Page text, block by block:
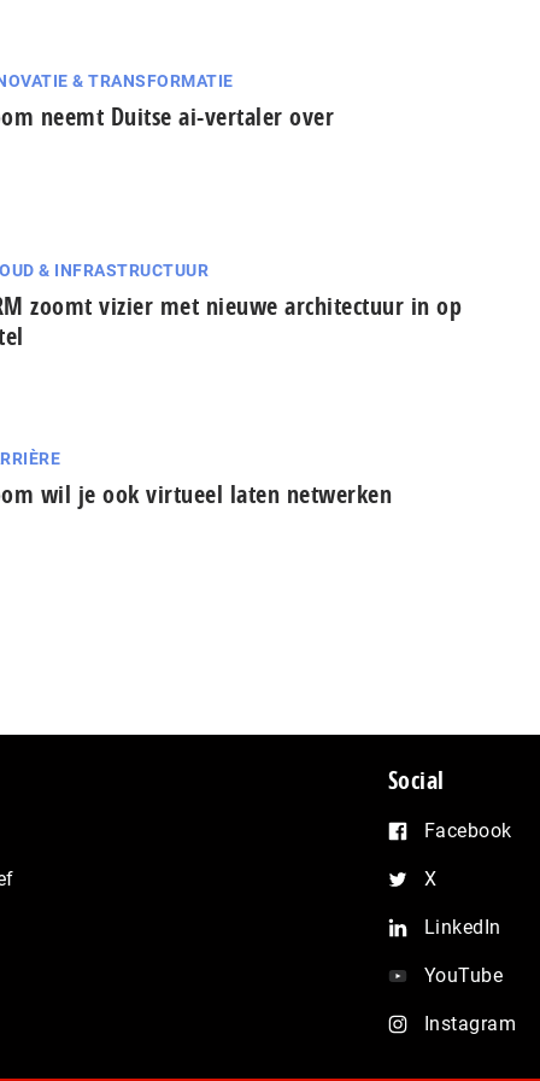
& TRANSFORMATIE
neemt Duitse ai-vertaler over
& INFRASTRUCTUUR
zoomt vizier met nieuwe architectuur in op
wil je ook virtueel laten netwerken
Social
Facebook
X
LinkedIn
YouTube
Instagram